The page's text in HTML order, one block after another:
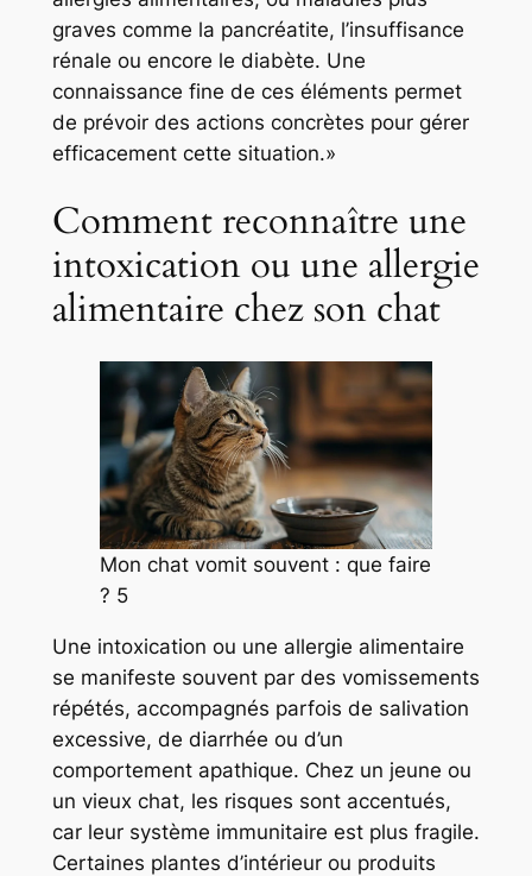
graves comme la pancréatite, l’insuffisance
rénale ou encore le diabète. Une
connaissance fine de ces éléments permet
de prévoir des actions concrètes pour gérer
efficacement cette situation.»
Comment reconnaître une
intoxication ou une allergie
alimentaire chez son chat
Mon chat vomit souvent : que faire
? 5
Une intoxication ou une allergie alimentaire
se manifeste souvent par des vomissements
répétés, accompagnés parfois de salivation
excessive, de diarrhée ou d’un
comportement apathique. Chez un jeune ou
un vieux chat, les risques sont accentués,
car leur système immunitaire est plus fragile.
Certaines plantes d’intérieur ou produits